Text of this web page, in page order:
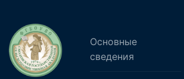
Основные
сведения